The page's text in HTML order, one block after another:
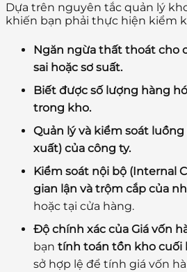
Dựa trên nguyên tắc quản lý
khiến bạn phải thực hiện kiểm
Ngăn ngừa thất thoát cho
sai hoặc sơ suất.
Biết được số lượng hàng
trong kho.
Quản lý và kiểm soát
xuất) của công ty.
Kiểm soát nội bộ (Internal
gian lận và trộm cắp của
hoặc tại cửa hàng.
Độ chính xác của Giá vốn
bạn tính toán tồn kho cuối
sở hợp lệ để tính giá vốn